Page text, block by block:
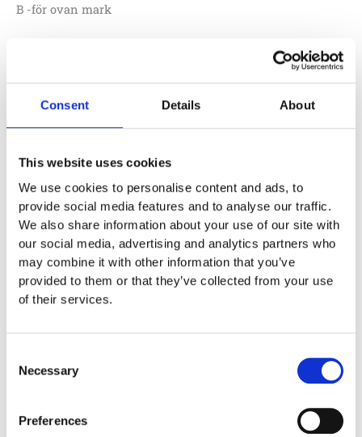
Consent Details About
This website uses cookies
We use cookies to personalise content and ads, to
provide social media features and to analyse our traffic.
We also share information about your use of our site with
our social media, advertising and analytics partners who
may combine it with other information that you’ve
provided to them or that they’ve collected from your use
of their services.
Selection
Necessary
Preferences
B -för ovan mark
Specifikationer
6,3 x 4,4 x 4,4 m
3 – 6 år
Monteringstid
Skötsel